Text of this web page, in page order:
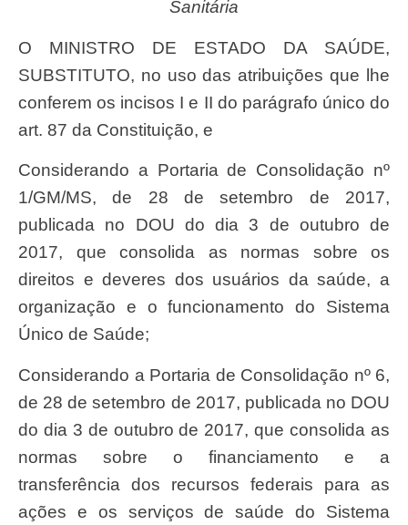
Sanitária
O MINISTRO DE ESTADO DA SAÚDE,
SUBSTITUTO, no uso das atribuições que lhe
conferem os incisos I e II do parágrafo único do
art. 87 da Constituição, e
Considerando a Portaria de Consolidação nº
1/GM/MS, de 28 de setembro de 2017,
publicada no DOU do dia 3 de outubro de
2017, que consolida as normas sobre os
direitos e deveres dos usuários da saúde, a
organização e o funcionamento do Sistema
Único de Saúde;
Considerando a Portaria de Consolidação nº 6,
de 28 de setembro de 2017, publicada no DOU
do dia 3 de outubro de 2017, que consolida as
normas sobre o financiamento e a
transferência dos recursos federais para as
ações e os serviços de saúde do Sistema